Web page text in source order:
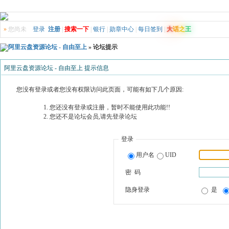
» 您尚未 登录 注册 搜索一下 银行 勋章中心 每日签到 大话之王
阿里云盘资源论坛 - 自由至上 » 论坛提示
阿里云盘资源论坛 - 自由至上 提示信息
您没有登录或者您没有权限访问此页面，可能有如下几个原因:
您还没有登录或注册，暂时不能使用此功能!!
您还不是论坛会员,请先登录论坛
登录
用户名 UID
密 码
隐身登录 是